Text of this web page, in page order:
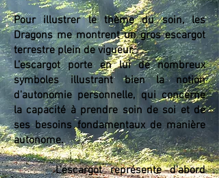
Pour illustrer le thème du soin, les
Dragons me montrent un gros escargot
terrestre plein de vigueur.
L’escargot porte en lui de nombreux
symboles illustrant bien la notion
d'autonomie personnelle, qui concerne
la capacité à prendre soin de soi et de
ses besoins fondamentaux de manière
autonome.
L’escargot représente d'abord